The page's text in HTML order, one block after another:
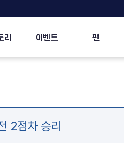
리 이벤트 팬
2점차 승리